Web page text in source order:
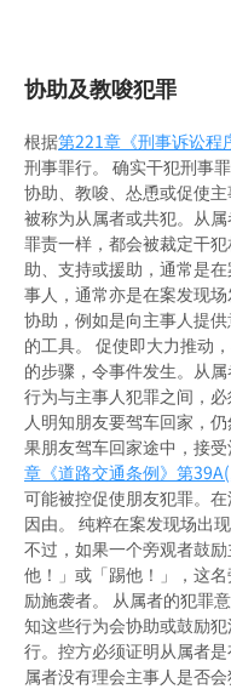
协助及教唆犯罪
根据第221章《刑事诉讼程
刑事罪行。 确实干犯刑事
协助、教唆、怂恿或促使
被称为从属者或共犯。从
罪责一样，都会被裁定干
助、支持或援助，通常是
事人，通常亦是在案发现
协助，例如是向主事人提
的工具。 促使即大力推动
的步骤，令事件发生。从
行为与主事人犯罪之间，
人明知朋友要驾车回家，
果朋友驾车回家途中，接
章《道路交通条例》 第
可能被控促使朋友犯罪。
因由。 纯粹在案发现场出
不过，如果一个旁观者鼓
他！」或「踢他！」，这
励施袭者。 从属者的犯罪
知这些行为会协助或鼓励
行。控方必须证明从属者
属者没有理会主事人是否